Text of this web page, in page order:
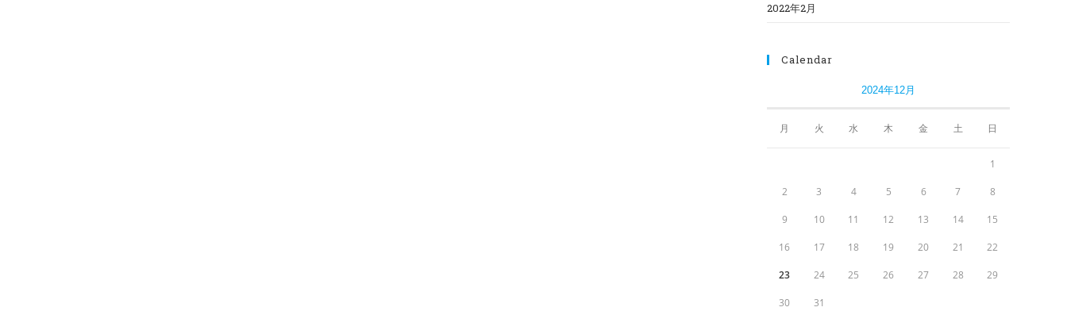
2022年2月
Calendar
2024年12月
月 火 水 木 金 土 日
1
2 3 4 5 6 7 8
9 10 11 12 13 14 15
16 17 18 19 20 21 22
23 24 25 26 27 28 29
30 31